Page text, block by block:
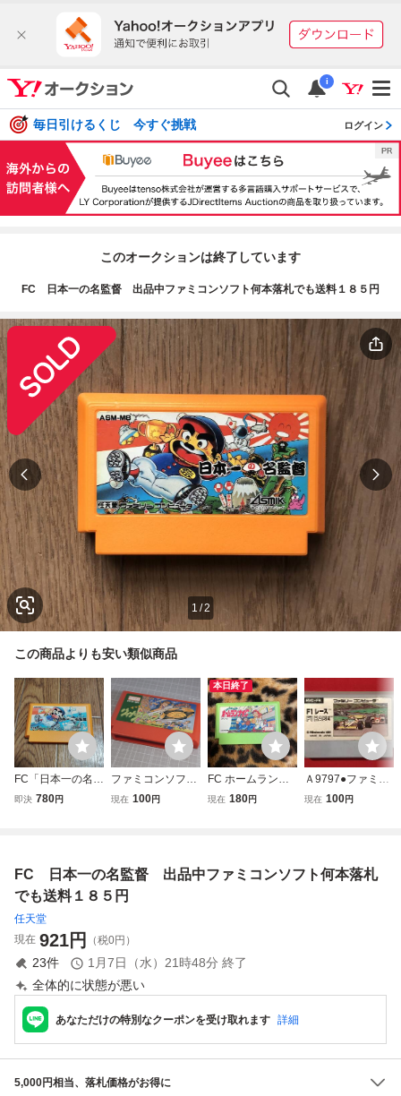
i
毎日引けるくじ 今すぐ挑戦 ログイン
このオークションは終了しています
FC 日本一の名監督 出品中ファミコンソフト何本落札でも送料１８５円
1 /2
この商品よりも安い類似商品
FC「日本一の名監
督」ソフトのみ
即決 780円
ファミコンソフト
『サッカーリーグ
現在 100円
本日終了
FC ホームランナ
イター 起動確認済
現在 180円
Ａ9797●ファミコ
ン ソフト 【F1レ
現在 100円
FC 日本一の名監督 出品中ファミコンソフト何本落札
でも送料１８５円
任天堂
現在 921円 （税0円）
23件 1月7日（水）21時48分 終了
全体的に状態が悪い
あなただけの特別なクーポンを受け取れます 詳細
5,000円相当、落札価格がお得に